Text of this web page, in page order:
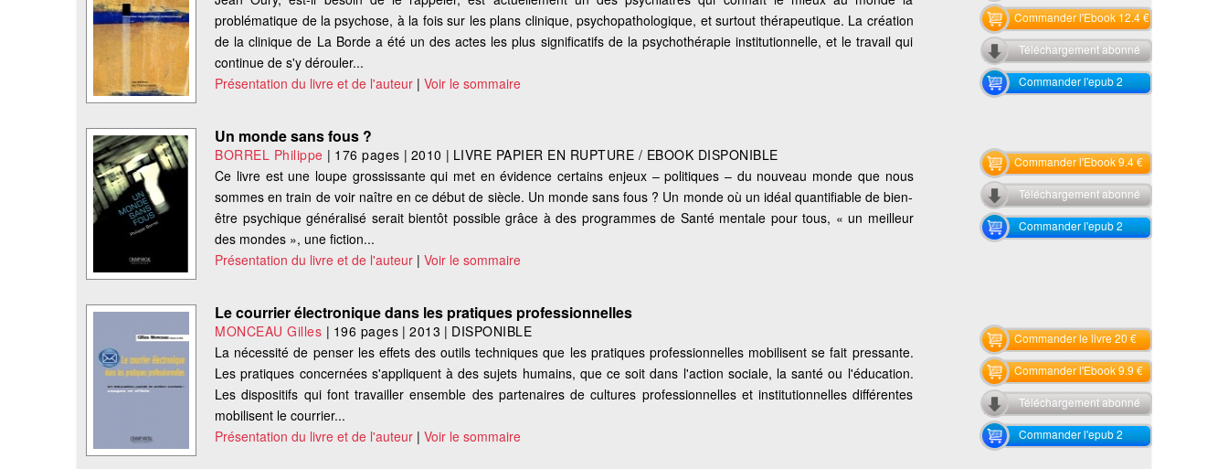
problématique de la psychose, à la fois sur les plans clinique, psychopathologique, et surtout thérapeutique. La création
de la clinique de La Borde a été un des actes les plus significatifs de la psychothérapie institutionnelle, et le travail qui
continue de s'y dérouler...
Présentation du livre et de l'auteur |Voir le sommaire
Commander l'Ebook 12.4 €
Téléchargement abonné
Commander l'epub 2
Un monde sans fous ?
BORREL Philippe | 176 pages | 2010 | LIVRE PAPIER EN RUPTURE / EBOOK DISPONIBLE
Ce livre est une loupe grossissante qui met en évidence certains enjeux – politiques – du nouveau monde que nous
sommes en train de voir naître en ce début de siècle. Un monde sans fous ? Un monde où un idéal quantifiable de bien-
être psychique généralisé serait bientôt possible grâce à des programmes de Santé mentale pour tous, « un meilleur
des mondes », une fiction...
Présentation du livre et de l'auteur |Voir le sommaire
Commander l'Ebook 9.4 €
Téléchargement abonné
Commander l'epub 2
Le courrier électronique dans les pratiques professionnelles
MONCEAU Gilles | 196 pages |2013 | DISPONIBLE
La nécessité de penser les effets des outils techniques que les pratiques professionnelles mobilisent se fait pressante.
Les pratiques concernées s'appliquent à des sujets humains, que ce soit dans l'action sociale, la santé ou l'éducation.
Les dispositifs qui font travailler ensemble des partenaires de cultures professionnelles et institutionnelles différentes
mobilisent le courrier...
Présentation du livre et de l'auteur |Voir le sommaire
Commander le livre 20 €
Commander l'Ebook 9.9 €
Téléchargement abonné
Commander l'epub 2